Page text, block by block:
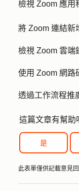
檢視 Zoom 應用
將 Zoom 連結新
檢視 Zoom 雲端
使用 Zoom 網路
透過工作流程推
這篇文章有幫助
是
此表單僅供記載意見回